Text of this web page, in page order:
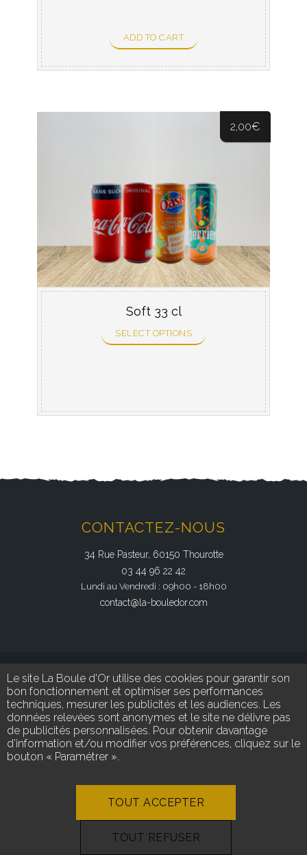
ADD TO CART
2,00€
Soft 33 cl
SELECT OPTIONS
CONTACTEZ-NOUS
34 Rue Pasteur, 60150 Thourotte
03 44 96 22 42
Lundi au Vendredi : 09h00 - 18h00
contact@la-bouledor.com
SUIVEZ-NOUS
Retrouvez-nous sur nos réseaux sociaux
Le site La Boule d'Or utilise des cookies pour garantir son
bon fonctionnement et optimiser ses performances
techniques, mesurer les publicités et les audiences. Les
données relevées sont anonymes et le site ne délivre pas
de publicités personnalisées. Pour obtenir davantage
d’information et/ou modifier vos préférences, cliquez sur le
bouton « Paramétrer ».
TOUT ACCEPTER
TOUT REFUSER